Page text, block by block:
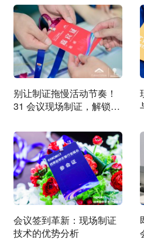
别让制证拖慢活动节奏！
31 会议现场制证，解锁高
会议签到革新：现场制证
技术的优势分析